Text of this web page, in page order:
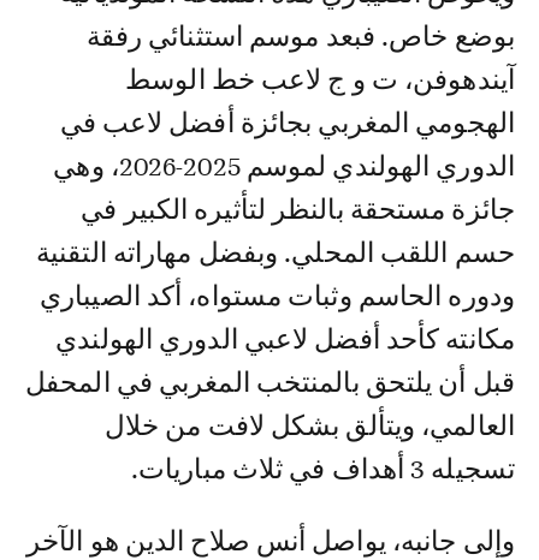
بوضع خاص. فبعد موسم استثنائي رفقة
آيندهوفن، ت و ج لاعب خط الوسط
الهجومي المغربي بجائزة أفضل لاعب في
الدوري الهولندي لموسم 2025-2026، وهي
جائزة مستحقة بالنظر لتأثيره الكبير في
حسم اللقب المحلي. وبفضل مهاراته التقنية
ودوره الحاسم وثبات مستواه، أكد الصيباري
مكانته كأحد أفضل لاعبي الدوري الهولندي
قبل أن يلتحق بالمنتخب المغربي في المحفل
العالمي، ويتألق بشكل لافت من خلال
تسجيله 3 أهداف في ثلاث مباريات.
وإلى جانبه، يواصل أنس صلاح الدين هو الآخر